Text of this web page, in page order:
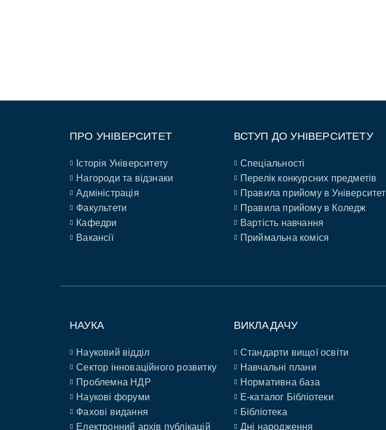
ПРО УНІВЕРСИТЕТ
Історія Університету
Нагороди та відзнаки
Адміністрація
Факультети
Кафедри
Вакансії
ВСТУП ДО УНІВЕРСИТЕТУ
Спеціальності
Перелік конкурсних предметів
Правила прийому в Університет
Правила прийому в Коледж
Вартість навчання
Приймальна коміся
НАУКА
Науковий відділ
Сектор інноваційного розвитку
Проблемна НДР
Наукові форуми
Фахові видання
Електронний архів публікацій
ВИКЛАДАЧУ
Стандарти вищої освіти
Навчальні плани
Нормативна база
E-каталог Бібліотеки
Бібліотека
Дні народження